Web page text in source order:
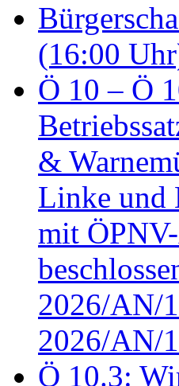
(16:00
Ö 10 – Ö
&
Linke und
mit
2026/AN/
2026/AN/
Ö 10.3: